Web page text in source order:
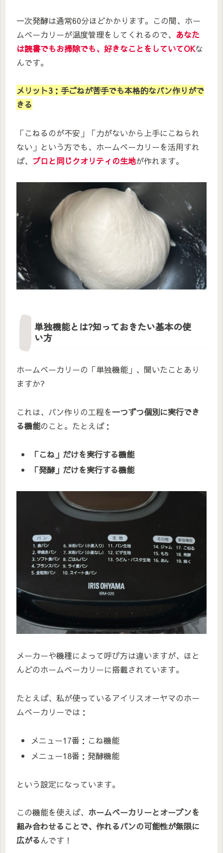
一次発酵は通常60分ほどかかります。この間、ホー
ムベーカリーが温度管理をしてくれるので、 あなた
は読書でもお掃除でも、好きなことをしていてOKな
んです。
メリット3：手ごねが苦手でも本格的なパン作りがで
きる
「こねるのが不安」「力がないから上手にこねられ
ない」という方でも、ホームベーカリーを活用すれ
ば、 プロと同じクオリティの生地が作れます。
単独機能とは?知っておきたい基本の使
い方
ホームベーカリーの「単独機能」、聞いたことあり
ますか?
これは、パン作りの工程を一つずつ個別に実行でき
る機能のこと。たとえば：
「こね」だけを実行する機能
「発酵」だけを実行する機能
メーカーや機種によって呼び方は違いますが、ほと
んどのホームベーカリーに搭載されています。
たとえば、私が使っているアイリスオーヤマのホー
ムベーカリーでは：
メニュー17番：こね機能
メニュー18番：発酵機能
という設定になっています。
この機能を使えば、 ホームベーカリーとオーブンを
組み合わせることで、作れるパンの可能性が無限に
広がるんです！